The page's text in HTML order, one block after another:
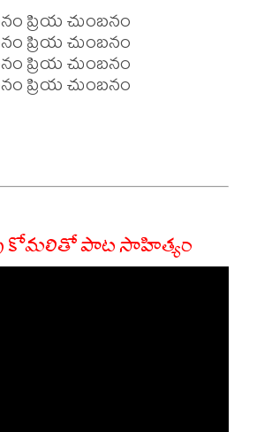
ప్రియ చుంబనం
ప్రియ చుంబనం
ప్రియ చుంబనం
ప్రియ చుంబనం
కోమలితో పాట సాహిత్యం